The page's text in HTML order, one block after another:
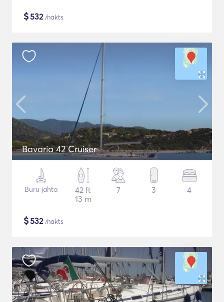
$532/nakts
Bavaria 42 Cruiser
Buru jahta
42 ft
13 m
7 3 4
$532/nakts